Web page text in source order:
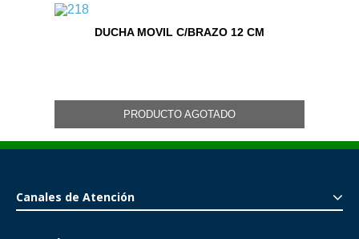
DUCHA MOVIL C/BRAZO 12 CM
PRODUCTO AGOTADO
Canales de Atención